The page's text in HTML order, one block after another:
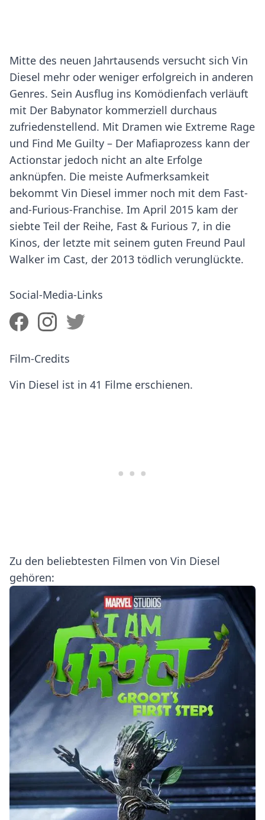
Mitte des neuen Jahrtausends versucht sich Vin
Diesel mehr oder weniger erfolgreich in anderen
Genres. Sein Ausflug ins Komödienfach verläuft
mit Der Babynator kommerziell durchaus
zufriedenstellend. Mit Dramen wie Extreme Rage
und Find Me Guilty – Der Mafiaprozess kann der
Actionstar jedoch nicht an alte Erfolge
anknüpfen. Die meiste Aufmerksamkeit
bekommt Vin Diesel immer noch mit dem Fast-
and-Furious-Franchise. Im April 2015 kam der
siebte Teil der Reihe, Fast & Furious 7, in die
Kinos, der letzte mit seinem guten Freund Paul
Walker im Cast, der 2013 tödlich verunglückte.
Social-Media-Links
Film-Credits
Vin Diesel ist in 41 Filme erschienen.
Zu den beliebtesten Filmen von Vin Diesel
gehören: